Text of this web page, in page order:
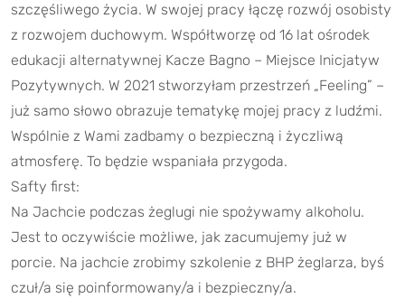
szczęśliwego życia. W swojej pracy łączę rozwój osobisty
z rozwojem duchowym. Współtworzę od 16 lat ośrodek
edukacji alternatywnej Kacze Bagno – Miejsce Inicjatyw
Pozytywnych. W 2021 stworzyłam przestrzeń „Feeling” –
już samo słowo obrazuje tematykę mojej pracy z ludźmi.
Wspólnie z Wami zadbamy o bezpieczną i życzliwą
atmosferę. To będzie wspaniała przygoda.
Safty first:
Na Jachcie podczas żeglugi nie spożywamy alkoholu.
Jest to oczywiście możliwe, jak zacumujemy już w
porcie. Na jachcie zrobimy szkolenie z BHP żeglarza, byś
czuł/a się poinformowany/a i bezpieczny/a.